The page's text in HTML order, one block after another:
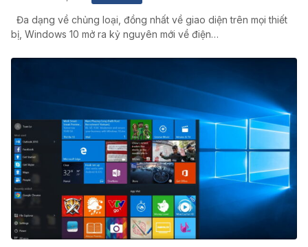
Đa dạng về chủng loại, đồng nhất về giao diện trên mọi thiết
bị, Windows 10 mở ra kỷ nguyên mới về điện…